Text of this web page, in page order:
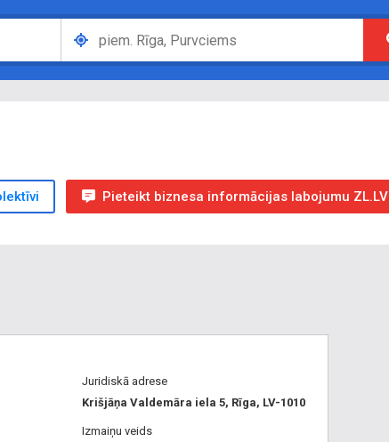
Pieteikt biznesa informācijas labojumu ZL.LV
Juridiskā adrese
Krišjāņa Valdemāra iela 5, Rīga, LV-1010
Izmaiņu veids